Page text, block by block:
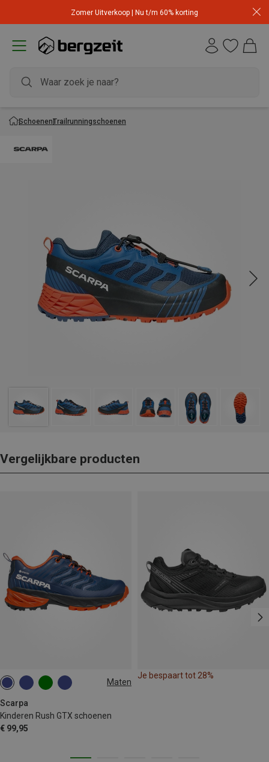
Zomer Uitverkoop | Nu t/m 60% korting
SchoenenTrailrunningschoenen
Vergelijkbare producten
Maten
Scarpa
Kinderen Rush GTX schoenen
€ 99,95
27 28 31 33
Je bespaart tot 28%